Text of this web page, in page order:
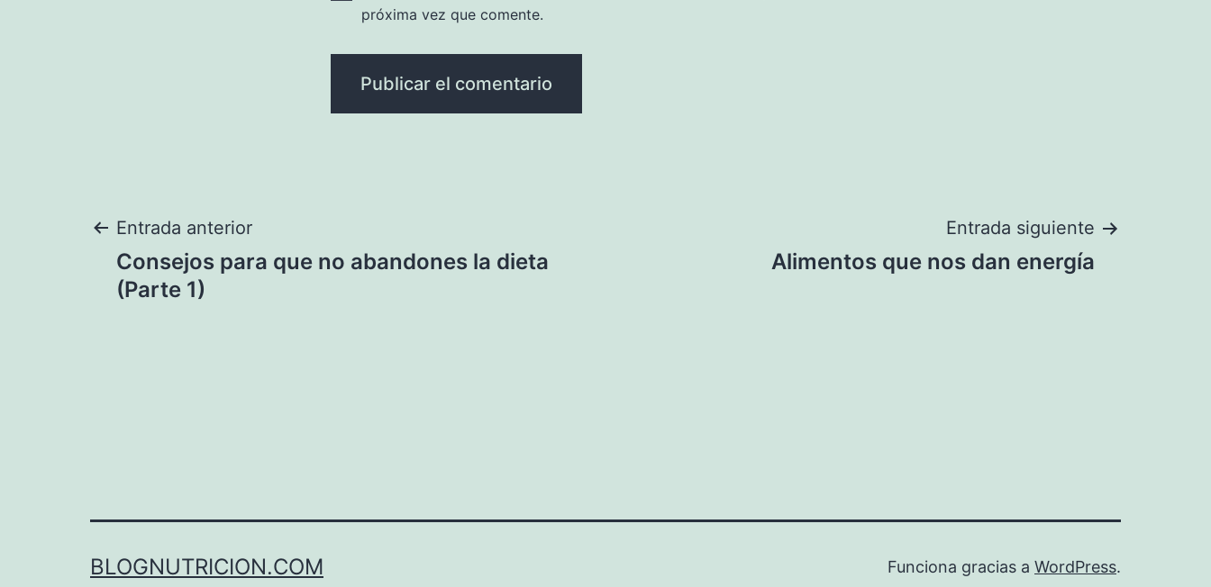
próxima vez que comente.
Navegación
de
Entrada anterior
Consejos para que no abandones la dieta
(Parte 1)
Entrada siguiente
Alimentos que nos dan energía
BLOGNUTRICION.COM Funciona gracias a WordPress.